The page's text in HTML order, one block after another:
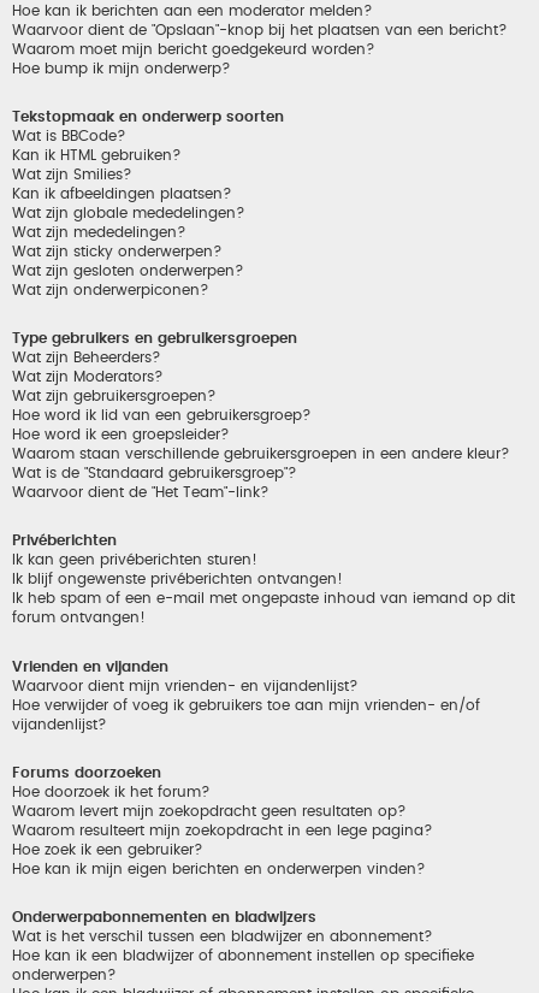
Hoe kan ik berichten aan een moderator melden?
Waarvoor dient de "Opslaan"-knop bij het plaatsen van een bericht?
Waarom moet mijn bericht goedgekeurd worden?
Hoe bump ik mijn onderwerp?
Tekstopmaak en onderwerp soorten
Wat is BBCode?
Kan ik HTML gebruiken?
Wat zijn Smilies?
Kan ik afbeeldingen plaatsen?
Wat zijn globale mededelingen?
Wat zijn mededelingen?
Wat zijn sticky onderwerpen?
Wat zijn gesloten onderwerpen?
Wat zijn onderwerpiconen?
Type gebruikers en gebruikersgroepen
Wat zijn Beheerders?
Wat zijn Moderators?
Wat zijn gebruikersgroepen?
Hoe word ik lid van een gebruikersgroep?
Hoe word ik een groepsleider?
Waarom staan verschillende gebruikersgroepen in een andere kleur?
Wat is de "Standaard gebruikersgroep"?
Waarvoor dient de "Het Team"-link?
Privéberichten
Ik kan geen privéberichten sturen!
Ik blijf ongewenste privéberichten ontvangen!
Ik heb spam of een e-mail met ongepaste inhoud van iemand op dit
forum ontvangen!
Vrienden en vijanden
Waarvoor dient mijn vrienden- en vijandenlijst?
Hoe verwijder of voeg ik gebruikers toe aan mijn vrienden- en/of
vijandenlijst?
Forums doorzoeken
Hoe doorzoek ik het forum?
Waarom levert mijn zoekopdracht geen resultaten op?
Waarom resulteert mijn zoekopdracht in een lege pagina?
Hoe zoek ik een gebruiker?
Hoe kan ik mijn eigen berichten en onderwerpen vinden?
Onderwerpabonnementen en bladwijzers
Wat is het verschil tussen een bladwijzer en abonnement?
Hoe kan ik een bladwijzer of abonnement instellen op specifieke
onderwerpen?